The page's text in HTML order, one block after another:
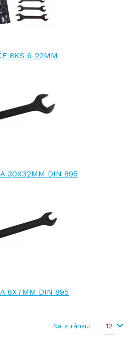
8KS 6-22MM
30X32MM DIN 895
6X7MM DIN 895
Na stránku: 12